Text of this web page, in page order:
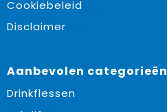
Cookiebeleid
Disclaimer
Aanbevolen categorieën
Drinkflessen